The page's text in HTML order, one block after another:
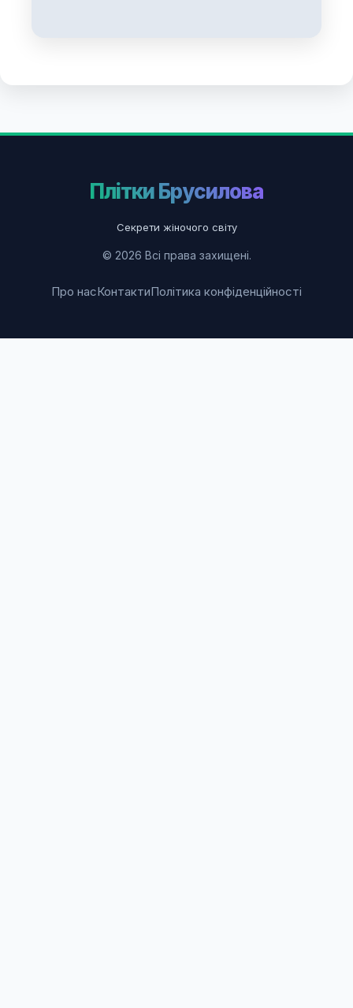
Плітки Брусилова
Секрети жіночого світу
© 2026 Всі права захищені.
Про насКонтактиПолітика конфіденційності